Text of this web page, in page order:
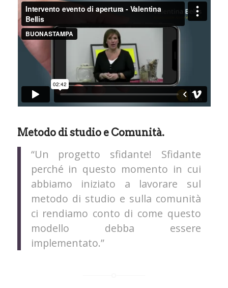
Metodo di studio e Comunità.
“Un progetto sfidante! Sfidante
perché in questo momento in cui
abbiamo iniziato a lavorare sul
metodo di studio e sulla comunità
ci rendiamo conto di come questo
modello debba essere
implementato.”